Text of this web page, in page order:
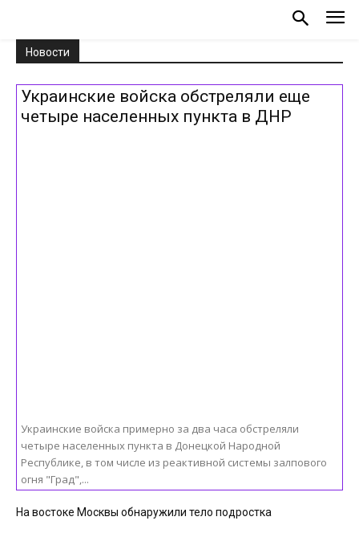
Новости
Украинские войска обстреляли еще
четыре населенных пункта в ДНР
Украинские войска примерно за два часа обстреляли
четыре населенных пункта в Донецкой Народной
Республике, в том числе из реактивной системы залпового
огня "Град",...
На востоке Москвы обнаружили тело подростка